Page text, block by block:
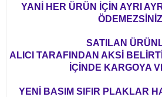
YANİ HER ÜRÜN İÇİN AYRI
SATILAN
ALICI TARAFINDAN AKSİ
İÇİNDE KARGOYA
YENİ BASIM SIFIR PLAKLAR